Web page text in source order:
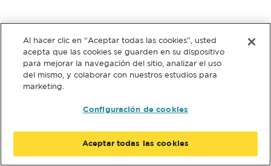
Al hacer clic en “Aceptar todas las cookies”, usted
acepta que las cookies se guarden en su dispositivo
para mejorar la navegación del sitio, analizar el uso
del mismo, y colaborar con nuestros estudios para
marketing.
Configuración de cookies
Aceptar todas las cookies